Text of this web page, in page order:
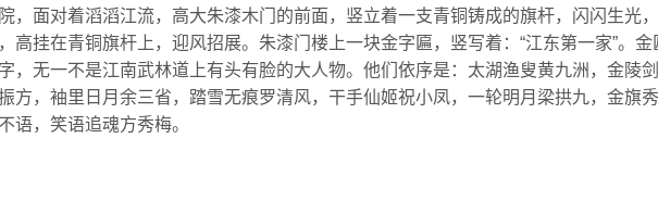
，面对着滔滔江流，高大朱漆木门的前面，竖立着一支青铜铸成的旗杆，闪闪生光
高挂在青铜旗杆上，迎风招展。朱漆门楼上一块金字匾，竖写着：“江东第一家”。
，无一不是江南武林道上有头有脸的大人物。他们依序是：太湖渔叟黄九洲，金陵
方，袖里日月余三省，踏雪无痕罗清风，干手仙姬祝小凤，一轮明月梁拱九，金旗
语，笑语追魂方秀梅。